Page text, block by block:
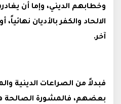
وخطابهم الديني، وإما أن
الالحاد والكفر بالأديان نهائياً،
آخر.
فبدلاً من الصراعات الدينية
بعضهم، فالمشورة الصالحة